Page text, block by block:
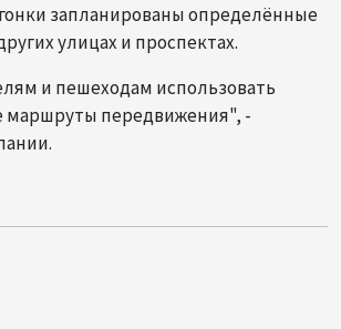
запланированы определённые
улицах и проспектах.
и пешеходам использовать
маршруты передвижения", -